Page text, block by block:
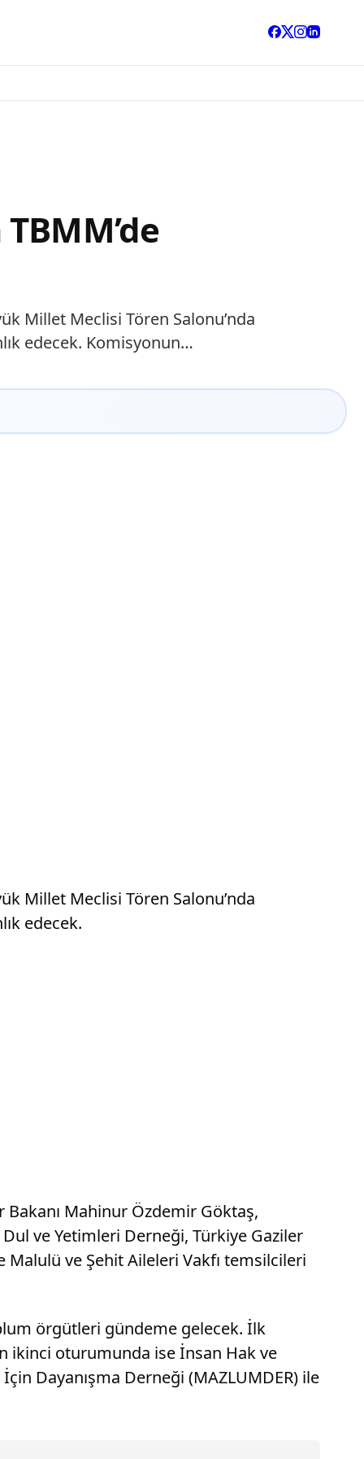
Millet Meclisi Tören Salonu’nda
edecek. Komisyonun…
Millet Meclisi Tören Salonu’nda
edecek.
Bakanı Mahinur Özdemir Göktaş,
ve Yetimleri Derneği, Türkiye Gaziler
Malulü ve Şehit Aileleri Vakfı temsilcileri
örgütleri gündeme gelecek. İlk
ikinci oturumunda ise İnsan Hak ve
Dayanışma Derneği (MAZLUMDER) ile